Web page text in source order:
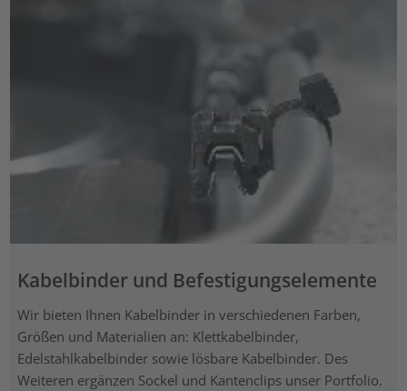
Kabelbinder und Befestigungselemente
Wir bieten Ihnen Kabelbinder in verschiedenen Farben,
Größen und Materialien an: Klettkabelbinder,
Edelstahlkabelbinder sowie lösbare Kabelbinder. Des
Weiteren ergänzen Sockel und Kantenclips unser Portfolio.